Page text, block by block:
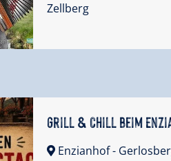
Zellberg
Grill & Chill beim
Enzianhof-